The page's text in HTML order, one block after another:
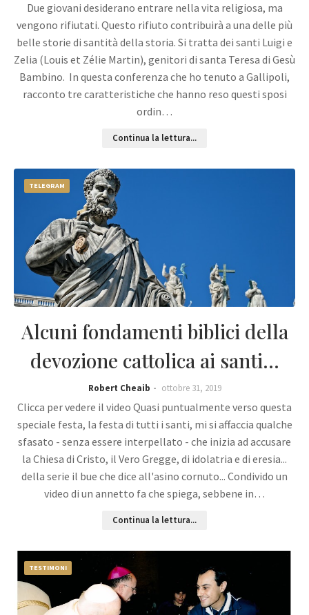
Due giovani desiderano entrare nella vita religiosa, ma
vengono rifiutati. Questo rifiuto contribuirà a una delle più
belle storie di santità della storia. Si tratta dei santi Luigi e
Zelia (Louis et Zélie Martin), genitori di santa Teresa di Gesù
Bambino. In questa conferenza che ho tenuto a Gallipoli,
racconto tre caratteristiche che hanno reso questi sposi
ordin…
Continua la lettura...
TELEGRAM
Alcuni fondamenti biblici della
devozione cattolica ai santi...
Robert Cheaib ottobre 31, 2019
Clicca per vedere il video Quasi puntualmente verso questa
speciale festa, la festa di tutti i santi, mi si affaccia qualche
sfasato - senza essere interpellato - che inizia ad accusare
la Chiesa di Cristo, il Vero Gregge, di idolatria e di eresia...
della serie il bue che dice all'asino cornuto... Condivido un
video di un annetto fa che spiega, sebbene in…
Continua la lettura...
TESTIMONI